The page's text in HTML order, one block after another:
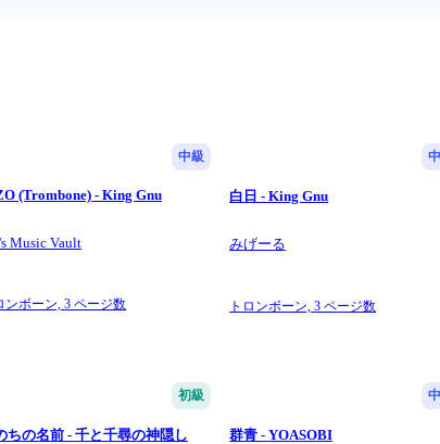
中級
(Trombone) - King Gnu
Music Vault
ンボーン,3 ページ数
白日 - King Gnu
みげーる
トロンボーン,3 ページ数
初級
ちの名前 - 千と千尋の神隠し 群青 - YOASOBI